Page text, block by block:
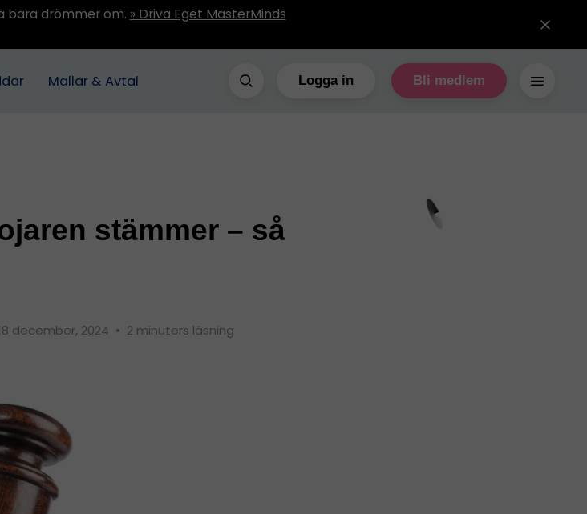
bara drömmer om. » Driva Eget MasterMinds
Mallar & Avtal Logga in Bli medlem
stämmer – så
december, 2024 • 2 minuters läsning